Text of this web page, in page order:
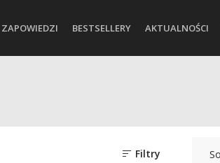
ZAPOWIEDZI BESTSELLERY AKTUALNOŚCI
Filtry